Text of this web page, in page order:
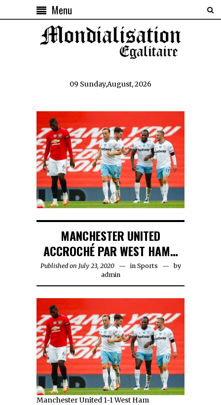
Menu
09 Sunday,August, 2026
MANCHESTER UNITED
ACCROCHÉ PAR WEST HAM…
Published on July 23, 2020July
23,
in Sports
by
admin
Manchester United 1-1 West Ham